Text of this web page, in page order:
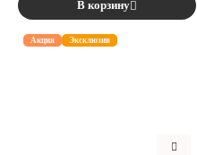
В корзину
Акция Эксклюзив